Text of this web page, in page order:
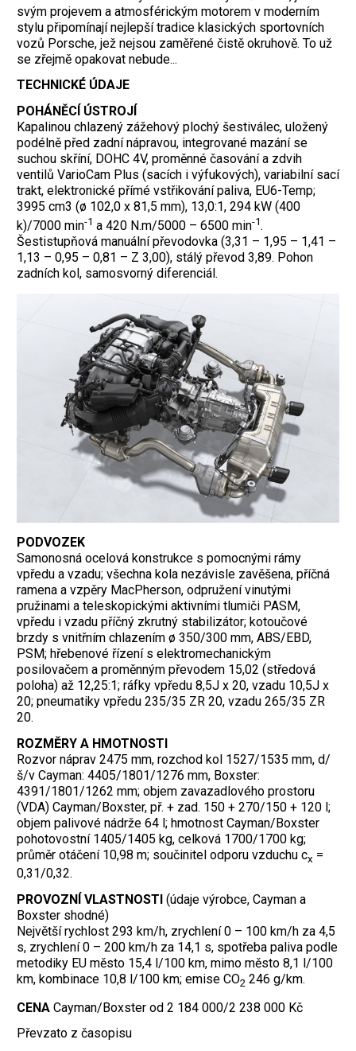
svým projevem a atmosférickým motorem v moderním
stylu připomínají nejlepší tradice klasických sportovních
vozů Porsche, jež nejsou zaměřené čistě okruhově. To už
se zřejmě opakovat nebude...
TECHNICKÉ ÚDAJE
POHÁNĚCÍ ÚSTROJÍ
Kapalinou chlazený zážehový plochý šestiválec, uložený
podélně před zadní nápravou, integrované mazání se
suchou skříní, DOHC 4V, proměnné časování a zdvih
ventilů VarioCam Plus (sacích i výfukových), variabilní sací
trakt, elektronické přímé vstřikování paliva, EU6-Temp;
3995 cm3 (ø 102,0 x 81,5 mm), 13,0:1, 294 kW (400
k)/7000 min-1 a 420 N.m/5000 – 6500 min-1.
Šestistupňová manuální převodovka (3,31 – 1,95 – 1,41 –
1,13 – 0,95 – 0,81 – Z 3,00), stálý převod 3,89. Pohon
zadních kol, samosvorný diferenciál.
PODVOZEK
Samonosná ocelová konstrukce s pomocnými rámy
vpředu a vzadu; všechna kola nezávisle zavěšena, příčná
ramena a vzpěry MacPherson, odpružení vinutými
pružinami a teleskopickými aktivními tlumiči PASM,
vpředu i vzadu příčný zkrutný stabilizátor; kotoučové
brzdy s vnitřním chlazením ø 350/300 mm, ABS/EBD,
PSM; hřebenové řízení s elektromechanickým
posilovačem a proměnným převodem 15,02 (středová
poloha) až 12,25:1; ráfky vpředu 8,5J x 20, vzadu 10,5J x
20; pneumatiky vpředu 235/35 ZR 20, vzadu 265/35 ZR
20.
ROZMĚRY A HMOTNOSTI
Rozvor náprav 2475 mm, rozchod kol 1527/1535 mm, d/
š/v Cayman: 4405/1801/1276 mm, Boxster:
4391/1801/1262 mm; objem zavazadlového prostoru
(VDA) Cayman/Boxster, př. + zad. 150 + 270/150 + 120 l;
objem palivové nádrže 64 l; hmotnost Cayman/Boxster
pohotovostní 1405/1405 kg, celková 1700/1700 kg;
průměr otáčení 10,98 m; součinitel odporu vzduchu cx =
0,31/0,32.
PROVOZNÍ VLASTNOSTI (údaje výrobce, Cayman a
Boxster shodné)
Největší rychlost 293 km/h, zrychlení 0 – 100 km/h za 4,5
s, zrychlení 0 – 200 km/h za 14,1 s, spotřeba paliva podle
metodiky EU město 15,4 l/100 km, mimo město 8,1 l/100
km, kombinace 10,8 l/100 km; emise CO2 246 g/km.
CENA Cayman/Boxster od 2 184 000/2 238 000 Kč
Převzato z časopisu